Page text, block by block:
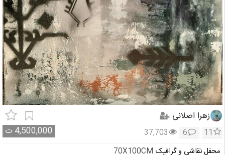
زهرا اصلانی
4,500,000 ت 11
6
37,703
محفل نقاشی و گرافیک 70X100CM